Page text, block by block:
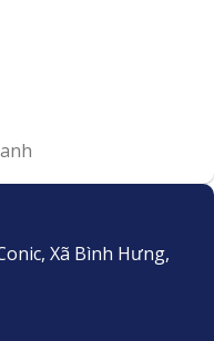
Xã Bình Hưng,